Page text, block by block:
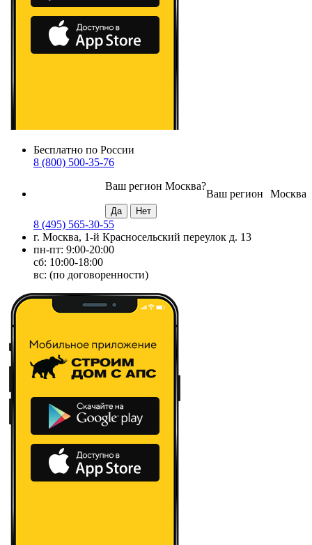
Бесплатно по России
8 (800) 500-35-76
Москва
Ваш регион
Ваш регион Москва?
8 (495) 565-30-55
г. Москва, 1-й Красносельский переулок д. 13
пн-пт: 9:00-20:00
сб: 10:00-18:00
вс: (по договоренности)